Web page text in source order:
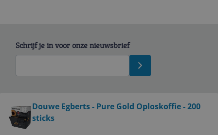
Douwe Egberts - Pure Gold Oploskoffie - 200
sticks
Schrijf je in voor onze nieuwsbrief
Service